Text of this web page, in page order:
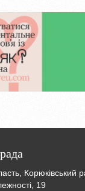
Корюківський
19